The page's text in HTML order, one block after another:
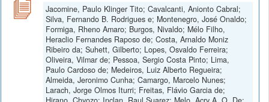
Jacomine, Paulo Klinger Tito; Cavalcanti, Anionto Cabral;
Silva, Fernando B. Rodrigues e; Montenegro, José Onaldo;
Formiga, Rheno Amaro; Burgos, Nivaldo; Mélo Filho,
Heraclio Fernandes Raposo de; Costa, Arnaldo Moniz
Ribeiro da; Suhett, Gilberto; Lopes, Osvaldo Ferreira;
Oliveira, Vilmar de; Pessoa, Sergio Costa Pinto; Lima,
Paulo Cardoso de; Medeiros, Luiz Alberto Regueira;
Almeida, Jeronimo Cunha; Camargo, Marcelo Nunes;
Larach, Jorge Olmos Iturri; Freitas, Flávio Garcia de;